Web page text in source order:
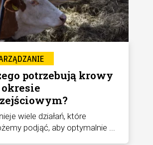
potrzebują krowy
wiele działań, które
podjąć, aby optymalnie ...